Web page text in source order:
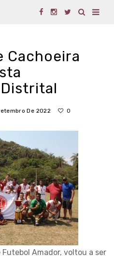
Cachoeira
De 2022 0
Amador, voltou a ser